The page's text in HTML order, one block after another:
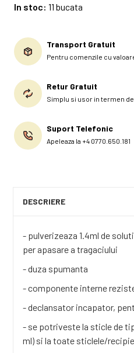
In stoc: 11 bucata
Transport Gratuit
Pentru comenzile cu
Retur Gratuit
Simplu si usor in termen de
Suport Telefonic
Apeleaza la +4 0770.650.181
DESCRIERE
- pulverizeaza 1.4ml de
per apasare a tragaciului
- duza spumanta
- componente interne
- declansator incapator,
- se potriveste la sticle de
ml) si la toate sticlele/